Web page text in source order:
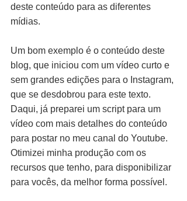
deste conteúdo para as diferentes
mídias.
Um bom exemplo é o conteúdo deste
blog, que iniciou com um vídeo curto e
sem grandes edições para o Instagram,
que se desdobrou para este texto.
Daqui, já preparei um script para um
vídeo com mais detalhes do conteúdo
para postar no meu canal do Youtube.
Otimizei minha produção com os
recursos que tenho, para disponibilizar
para vocês, da melhor forma possível.